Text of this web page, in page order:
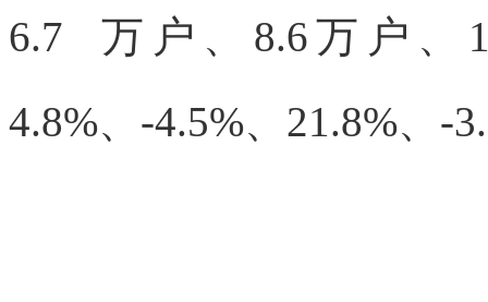
6.7 万户、8.6万户、
4.8%、-4.5%、21.8%、-